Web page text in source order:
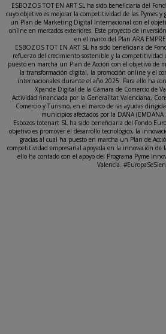
ESBOZOS TOT EN ART SL ha sido beneficiaria del
cuyo objetivo es mejorar la competitividad de las Pymes y
un Plan de Marketing Digital Internacional con el
online en mercados exteriores. Este proyecto de
en el marco del Plan ARA
ESBOZOS TOT EN ART SL ha sido beneficiaria de
refuerzo del crecimiento sostenible y la competitividad
puesto en marcha un Plan de Acción con el objetivo de
la transformación digital, la promoción online y el
internacionales durante el año 2025. Para ello ha
Xpande Digital de la Cámara de Comercio de
Actividad financiada por la Generalitat Valenciana,
Comercio y Turismo, en el marco de las ayudas
municipios afectados por la DANA
Esbozos totenart SL ha sido beneficiaria del Fondo
objetivo es promover el desarrollo tecnológico, la
gracias al cual ha puesto en marcha un Plan de
competitividad empresarial apoyada en la innovación de
ello ha contado con el apoyo del Programa Pyme
Valencia.